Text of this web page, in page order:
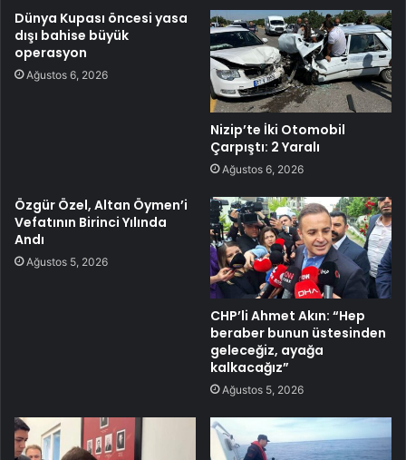
Dünya Kupası öncesi yasa
dışı bahise büyük
operasyon
Ağustos 6, 2026
Nizip’te İki Otomobil
Çarpıştı: 2 Yaralı
Ağustos 6, 2026
Özgür Özel, Altan Öymen’i
Vefatının Birinci Yılında
Andı
Ağustos 5, 2026
CHP’li Ahmet Akın: “Hep
beraber bunun üstesinden
geleceğiz, ayağa
kalkacağız”
Ağustos 5, 2026